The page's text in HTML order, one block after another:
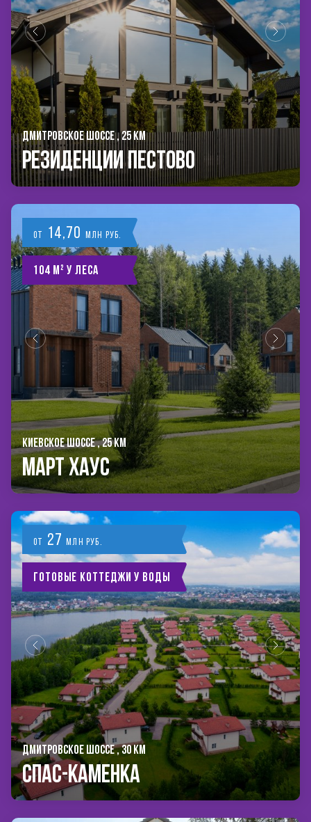
ДМИТРОВСКОЕ ШОССЕ , 25 КМ
РЕЗИДЕНЦИИ ПЕСТОВО
от 14,70 млн руб.
104 м² у леса
КИЕВСКОЕ ШОССЕ , 25 КМ
Март Хаус
от 27млн руб.
Готовые коттеджи у воды
ДМИТРОВСКОЕ ШОССЕ , 30 КМ
Спас-Каменка